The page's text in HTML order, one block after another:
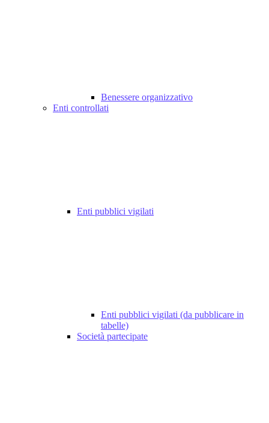
Benessere organizzativo
Enti controllati
Enti pubblici vigilati
Enti pubblici vigilati (da pubblicare in
tabelle)
Società partecipate